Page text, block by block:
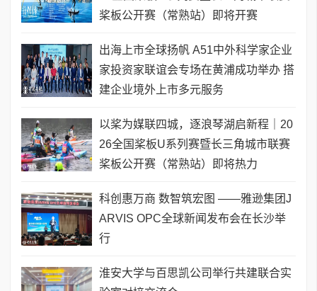
桨板公开赛（常熟站）即将开赛
出海上市全球扬帆 A51中外科学家企业
家投资家联谊会专场在黄浦成功举办 搭
建企业境外上市多元服务
以桨为媒联四城，逐浪琴湖启新程｜20
26全国桨板U系列赛暨长三角城市联赛
桨板公开赛（常熟站）即将热力
科创惠万商 数智筑宏图 ——雅逊集团J
ARVIS OPC全球新闻发布会在长沙举
行
淮安大学与百思凯公司举行共建联合实